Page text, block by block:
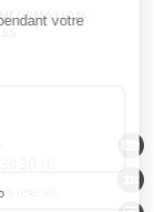
réservés.